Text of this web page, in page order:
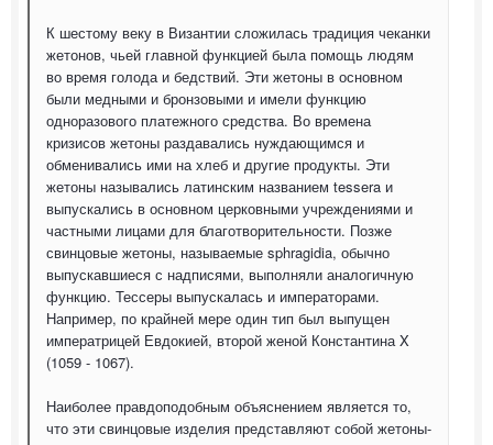
К шестому веку в Византии сложилась традиция чеканки
жетонов, чьей главной функцией была помощь людям
во время голода и бедствий. Эти жетоны в основном
были медными и бронзовыми и имели функцию
одноразового платежного средства. Во времена
кризисов жетоны раздавались нуждающимся и
обменивались ими на хлеб и другие продукты. Эти
жетоны назывались латинским названием tessera и
выпускались в основном церковными учреждениями и
частными лицами для благотворительности. Позже
свинцовые жетоны, называемые sphragidia, обычно
выпускавшиеся с надписями, выполняли аналогичную
функцию. Тессеры выпускалась и императорами.
Например, по крайней мере один тип был выпущен
императрицей Евдокией, второй женой Константина X
(1059 - 1067).
Наиболее правдоподобным объяснением является то,
что эти свинцовые изделия представляют собой жетоны-